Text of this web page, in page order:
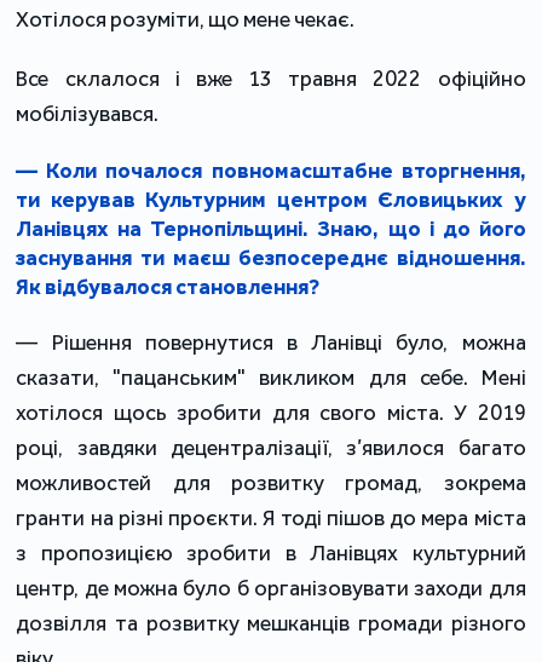
Хотілося розуміти, що мене чекає.
Все склалося і вже 13 травня 2022 офіційно
мобілізувався.
— Коли почалося повномасштабне вторгнення,
ти керував Культурним центром Єловицьких у
Ланівцях на Тернопільщині. Знаю, що і до його
заснування ти маєш безпосереднє відношення.
Як відбувалося становлення?
— Рішення повернутися в Ланівці було, можна
сказати, "пацанським" викликом для себе. Мені
хотілося щось зробити для свого міста. У 2019
році, завдяки децентралізації, з’явилося багато
можливостей для розвитку громад, зокрема
гранти на різні проєкти. Я тоді пішов до мера міста
з пропозицією зробити в Ланівцях культурний
центр, де можна було б організовувати заходи для
дозвілля та розвитку мешканців громади різного